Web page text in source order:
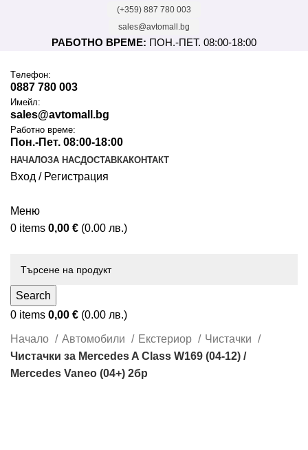
(+359) 887 780 003
sales@avtomall.bg
РАБОТНО ВРЕМЕ: ПОН.-ПЕТ. 08:00-18:00
Tелефон:
0887 780 003
Имейл:
sales@avtomall.bg
Работно време:
Пон.-Пет. 08:00-18:00
НАЧАЛОЗА НАСДОСТАВКАКОНТАКТ
Вход / Регистрация
Меню
0 items 0,00 € (0.00 лв.)
Search
0 items 0,00 € (0.00 лв.)
Начало Автомобили Екстериор
Чистачки
Чистачки за Mercedes A Class W169 (04-12) /
Mercedes Vaneo (04+) 2бр